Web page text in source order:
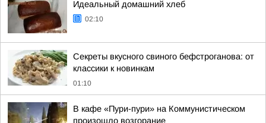
Идеальный домашний хлеб
02:10
Секреты вкусного свиного бефстроганова: от
классики к новинкам
01:10
В кафе «Пури-пури» на Коммунистическом
произошло возгорание